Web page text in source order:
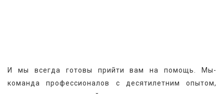
И мы всегда готовы прийти вам на помощь. Мы-
команда профессионалов с десятилетним опытом,